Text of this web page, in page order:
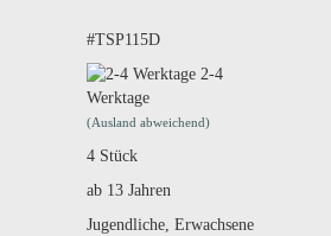
#TSP115D
2-4
Werktage
(Ausland abweichend)
4 Stück
ab 13 Jahren
Jugendliche, Erwachsene